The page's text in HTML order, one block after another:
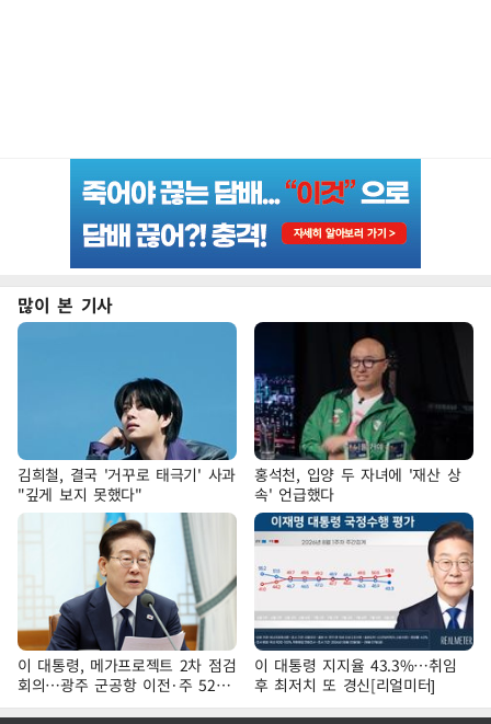
많이 본 기사
김희철, 결국 '거꾸로 태극기' 사과
"깊게 보지 못했다"
홍석천, 입양 두 자녀에 '재산 상
속' 언급했다
이 대통령, 메가프로젝트 2차 점검
회의…광주 군공항 이전·주 52시
간 예외 등 논의
이 대통령 지지율 43.3%…취임
후 최저치 또 경신[리얼미터]